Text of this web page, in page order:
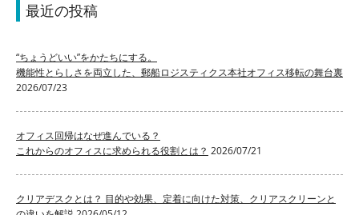
最近の投稿
“ちょうどいい”をかたちにする。
機能性とらしさを両立した、郵船ロジスティクス本社オフィス移転の舞台裏
2026/07/23
オフィス回帰はなぜ進んでいる？
これからのオフィスに求められる役割とは？ 2026/07/21
クリアデスクとは？ 目的や効果、定着に向けた対策、クリアスクリーンと